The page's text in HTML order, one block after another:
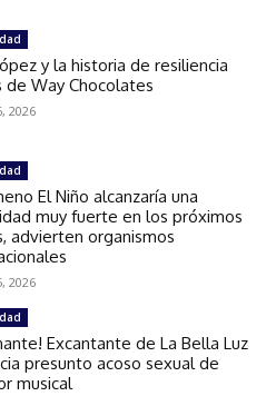
y la historia de resiliencia
de Way Chocolates
2026
El Niño alcanzaría una
muy fuerte en los próximos
advierten organismos
2026
Excantante de La Bella Luz
presunto acoso sexual de
musical